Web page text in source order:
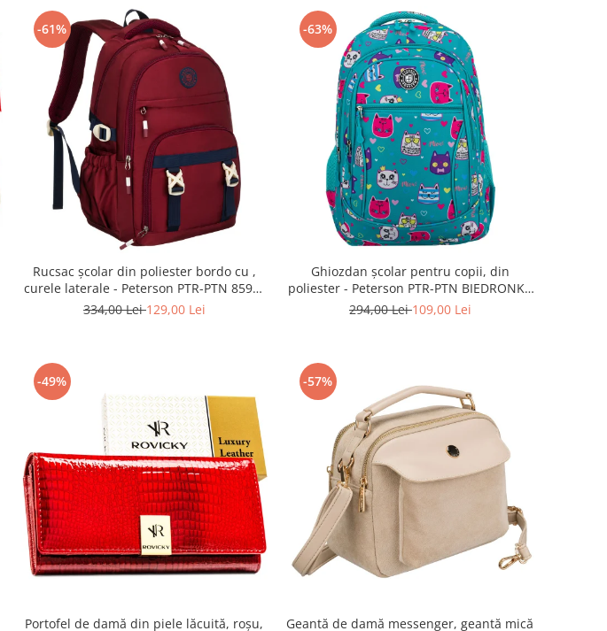
-61%
Rucsac școlar din poliester bordo cu ,
curele laterale - Peterson PTR-PTN 8594-
1402 BORDO
334,00 Lei129,00 Lei
-63%
Ghiozdan școlar pentru copii, din
poliester - Peterson PTR-PTN BIEDRONKA
G28
294,00 Lei109,00 Lei
-49%
Portofel de damă din piele lăcuită, roșu,
-57%
Geantă de damă messenger, geantă mică